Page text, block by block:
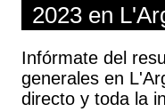
2023 en
Infórmate del
generales en
directo y toda la